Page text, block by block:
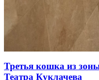
Третья кошка из
Театра Куклачева